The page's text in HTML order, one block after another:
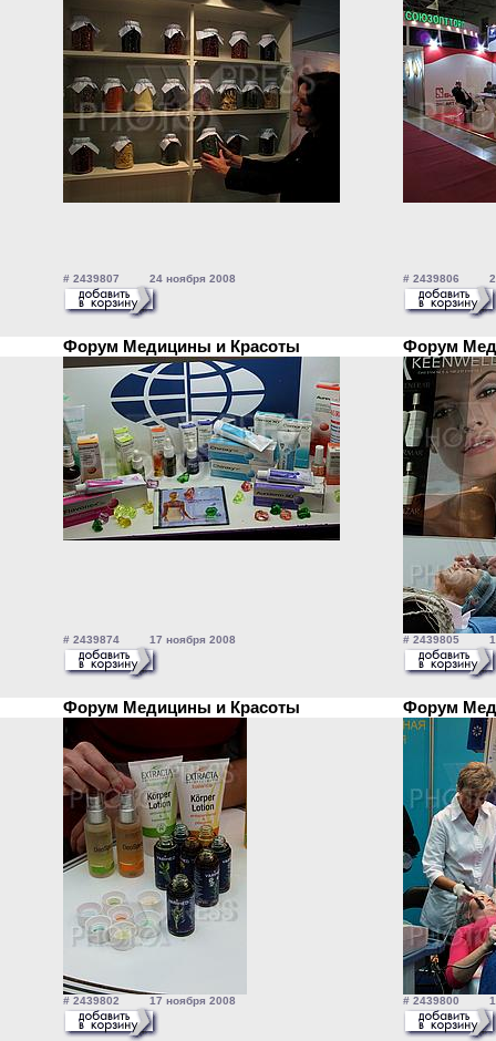
# 2439807 24 ноября 2008 # 2439806 24
Форум Медицины и Красоты Форум
# 2439874 17 ноября 2008 # 2439805 17
Форум Медицины и Красоты Форум
# 2439802 17 ноября 2008 # 2439800 17